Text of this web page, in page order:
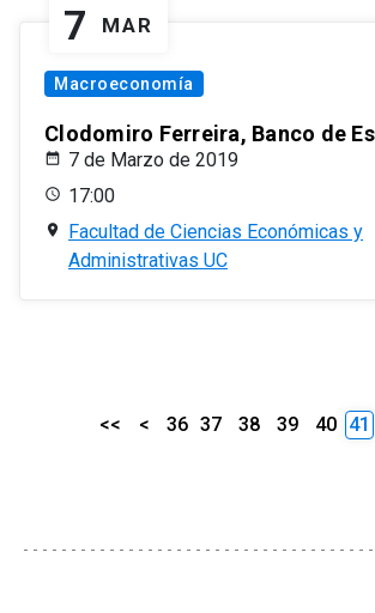
7 MAR
Macroeconomía
Clodomiro Ferreira, Banco de
7 de Marzo de 2019
17:00
Facultad de Ciencias Económicas y
Administrativas UC
<< < 36 37 38 39 40 41